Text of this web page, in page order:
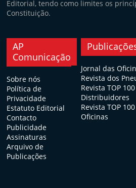
Editorial, tendo como limites os
Constituição.
AP
Comunicação
Sobre nós
Política de
Privacidade
Estatuto Editorial
Contacto
Publicidade
Assinaturas
Arquivo de
Publicações
Jornal das
Revista dos
Revista TOP 100
Distribuidores
Revista TOP 100
Oficinas